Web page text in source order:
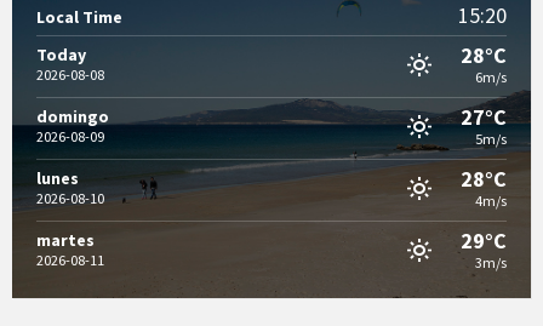
Local Time 15:20
Today
2026-08-08
28°C
6m/s
domingo
2026-08-09
27°C
5m/s
lunes
2026-08-10
28°C
4m/s
martes
2026-08-11
29°C
3m/s